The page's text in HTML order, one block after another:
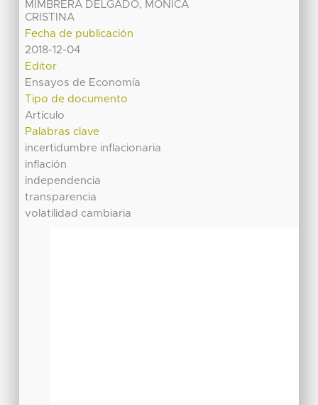
MIMBRERA DELGADO, MONICA
CRISTINA
Fecha de publicación
2018-12-04
Editor
Ensayos de Economía
Tipo de documento
Artículo
Palabras clave
incertidumbre inflacionaria
inflación
independencia
transparencia
volatilidad cambiaria